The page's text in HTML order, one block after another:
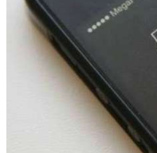
12:39
Сладкий праздник в
парке прошёл
Волгоградские
заключены